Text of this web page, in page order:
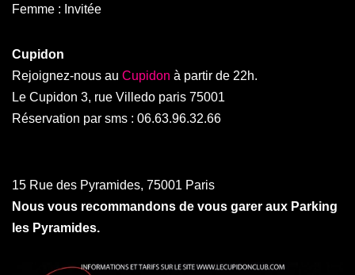
Femme : Invitée
Cupidon
Rejoignez-nous au Cupidon à partir de 22h.
Le Cupidon 3, rue Villedo paris 75001
Réservation par sms : 06.63.96.32.66
15 Rue des Pyramides, 75001 Paris
Nous vous recommandons de vous garer aux Parking
les Pyramides.